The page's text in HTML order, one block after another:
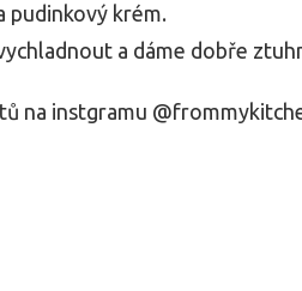
pudinkový krém.
a dáme dobře
na instgramu